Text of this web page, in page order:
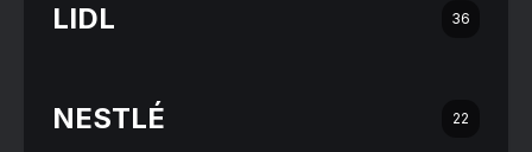
LIDL 36
NESTLÉ 22